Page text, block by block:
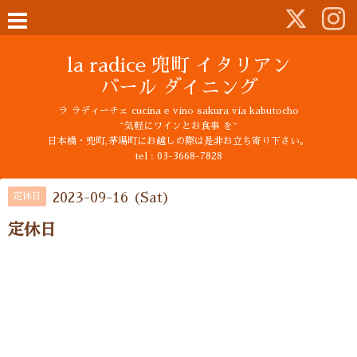
la radice 兜町 イタリアン
バール ダイニング
ラ ラディーチェ cucina e vino sakura via kabutocho
~気軽にワインとお食事 を~
日本橋・兜町,茅場町にお越しの際は是非お立ち寄り下さい。
tel : 03-3668-7828
定休日 2023-09-16 (Sat)
定休日